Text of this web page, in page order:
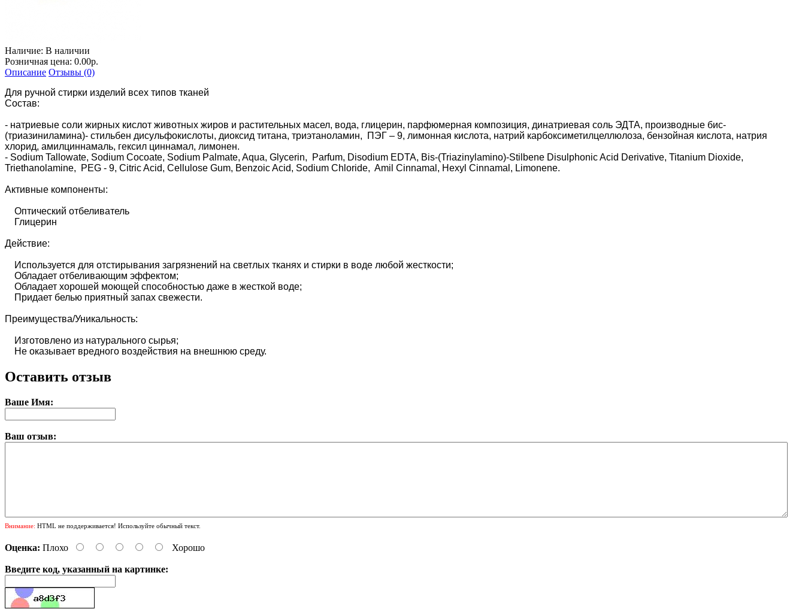
Наличие: В наличии
Розничная цена: 0.00р.
Описание Отзывы (0)
Для ручной стирки изделий всех типов тканей
Состав:
- натриевые соли жирных кислот животных жиров и растительных масел, вода, глицерин, парфюмерная композиция, динатриевая соль ЭДТА, производные бис-
(триазиниламина)- стильбен дисульфокислоты, диоксид титана, триэтаноламин, ПЭГ – 9, лимонная кислота, натрий карбоксиметилцеллюлоза, бензойная кислота, натрия
хлорид, амилциннамаль, гексил циннамал, лимонен.
- Sodium Tallowate, Sodium Cocoate, Sodium Palmate, Aqua, Glycerin, Parfum, Disodium EDTA, Bis-(Triazinylamino)-Stilbene Disulphonic Acid Derivative, Titanium Dioxide,
Triethanolamine, PEG - 9, Citric Acid, Cellulose Gum, Benzoic Acid, Sodium Chloride, Amil Cinnamal, Hexyl Cinnamal, Limonene.
Активные компоненты:
Оптический отбеливатель
Глицерин
Действие:
Используется для отстирывания загрязнений на светлых тканях и стирки в воде любой жесткости;
Обладает отбеливающим эффектом;
Обладает хорошей моющей способностью даже в жесткой воде;
Придает белью приятный запах свежести.
Преимущества/Уникальность:
Изготовлено из натурального сырья;
Не оказывает вредного воздействия на внешнюю среду.
Оставить отзыв
Ваше Имя:
Ваш отзыв:
Внимание: HTML не поддерживается! Используйте обычный текст.
Оценка: Плохо Хорошо
Введите код, указанный на картинке: